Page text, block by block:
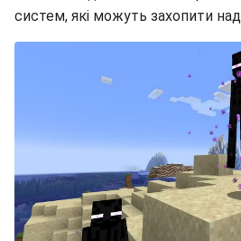
систем, які можуть захопити